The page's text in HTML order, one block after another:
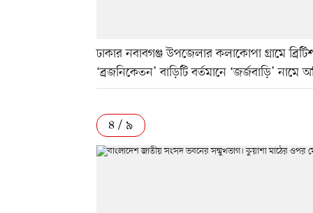
ঢাকার নবাবগঞ্জ উপজেলার কলাকোপা গ্রামে
‘ব্রজনিকেতন’ বাড়িটি বর্তমানে ‘জর্জবাড়ি’
৪ / ৯